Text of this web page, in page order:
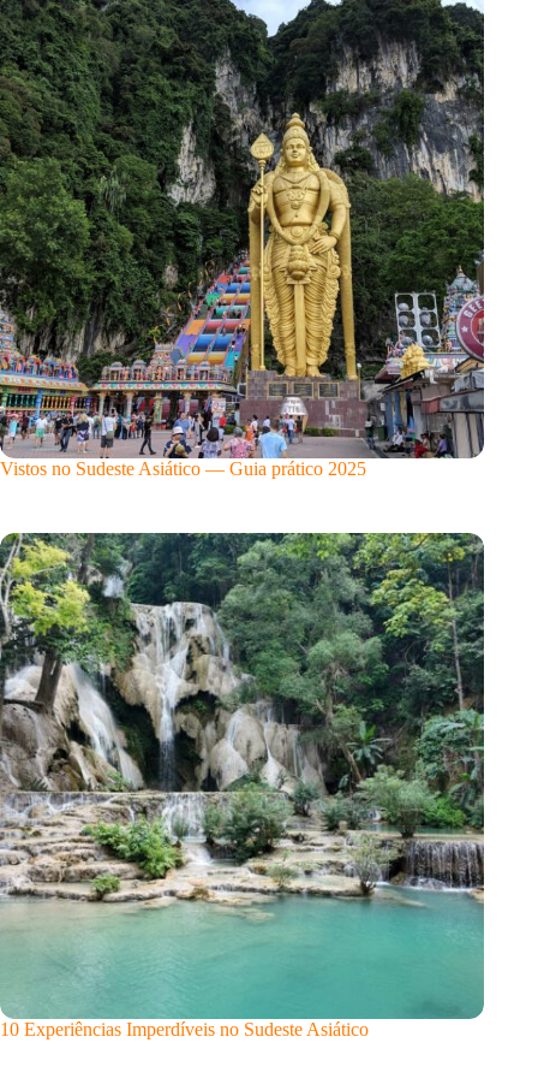
Vistos no Sudeste Asiático — Guia prático 2025
10 Experiências Imperdíveis no Sudeste Asiático